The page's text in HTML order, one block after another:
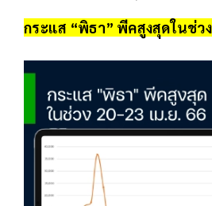
กระแส “พิธา” พีคสูงสุดในช่ว